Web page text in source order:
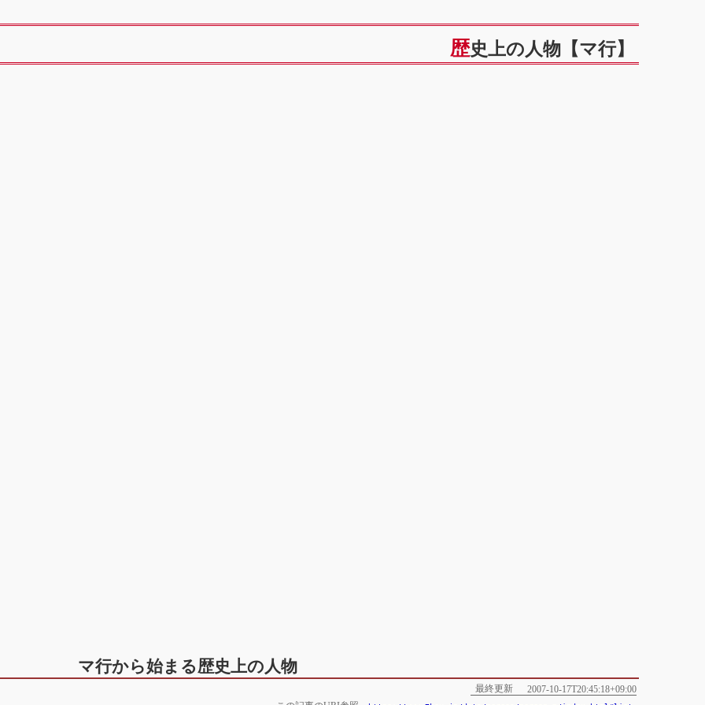
歴史上の人物【マ行】
マ行から始まる歴史上の人物
最終更新
2007-10-17T20:45:18+09:00